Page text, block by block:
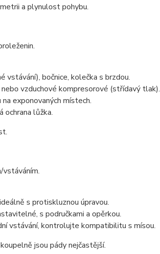
a plynulost pohybu.
vstávání), bočnice, kolečka s brzdou.
vzduchové kompresorové (střídavý tlak).
exponovaných místech.
ochrana lůžka.
vstáváním.
s protiskluznou úpravou.
s područkami a opěrkou.
vstávání, kontrolujte kompatibilitu s mísou.
jsou pády nejčastější.